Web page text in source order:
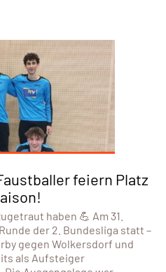
feiern Platz
haben 💪 Am 31.
der 2. Bundesliga statt –
gegen Wolkersdorf und
als Aufsteiger